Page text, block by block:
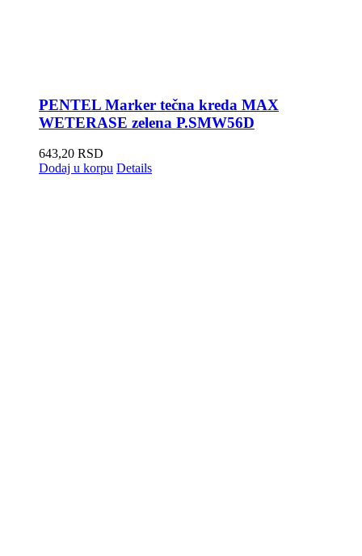
PENTEL Marker tečna kreda MAX
WETERASE zelena P.SMW56D
643,20 RSD
Dodaj u korpu Details